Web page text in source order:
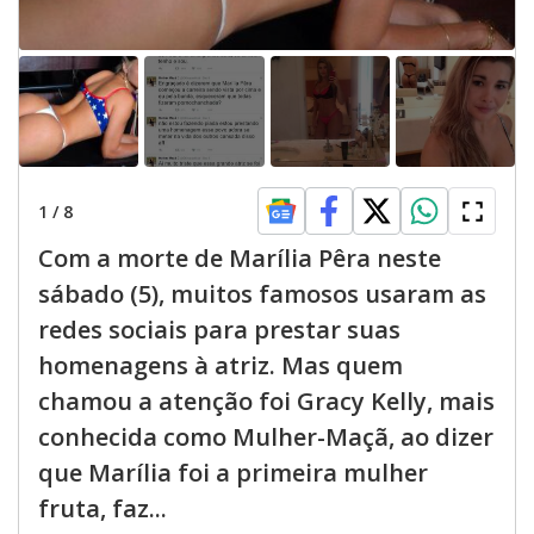
1 / 8
Com a morte de Marília Pêra neste
sábado (5), muitos famosos usaram as
redes sociais para prestar suas
homenagens à atriz. Mas quem
chamou a atenção foi Gracy Kelly, mais
conhecida como Mulher-Maçã, ao dizer
que Marília foi a primeira mulher
fruta, faz...